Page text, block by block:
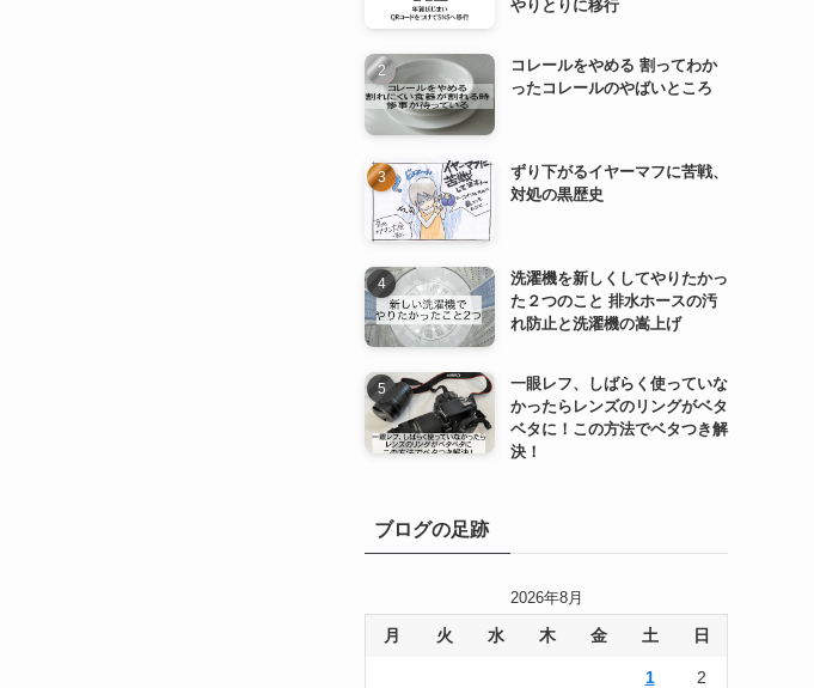
やりとりに移行
コレールをやめる 割ってわか
ったコレールのやばいところ
ずり下がるイヤーマフに苦戦、
対処の黒歴史
洗濯機を新しくしてやりたかっ
た２つのこと 排水ホースの汚
れ防止と洗濯機の嵩上げ
一眼レフ、しばらく使っていな
かったらレンズのリングがベタ
ベタに！この方法でベタつき解
決！
ブログの足跡
2026年8月
月 火 水 木 金 土 日
1 2